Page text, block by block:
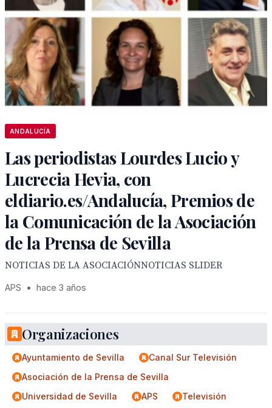
ANDALUCÍA
Las periodistas Lourdes Lucio y
Lucrecia Hevia, con
eldiario.es/Andalucía, Premios de
la Comunicación de la Asociación
de la Prensa de Sevilla
NOTICIAS DE LA ASOCIACIÓNNOTICIAS SLIDER
APS • hace 3 años
Organizaciones
Ayuntamiento de Sevilla
Canal Sur Televisión
Asociación de la Prensa de Sevilla
Universidad de Sevilla
APS Televisión